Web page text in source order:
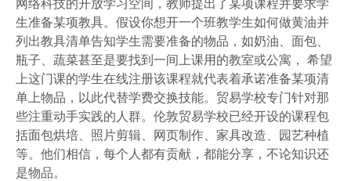
网络科技的开放学习空间，教师提出了某项课程并要求学
生准备某项教具。假设你想开一个班教学生如何做黄油并
列出教具清单告知学生需要准备的物品，如奶油、面包、
瓶子、蔬菜甚至是要找到一间上课用的教室或公寓， 希望
上这门课的学生在线注册该课程就代表着承诺准备某项清
单上物品，以此代替学费交换技能。贸易学校专门针对那
些注重动手实践的人群。伦敦贸易学校已经开设的课程包
括面包烘培、照片剪辑、网页制作、家具改造、园艺种植
等。他们相信，每个人都有贡献，都能分享，不论知识还
是物品。